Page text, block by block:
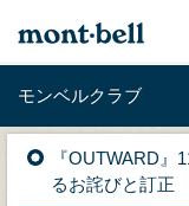
モンベルクラブ
『OUTWARD
るお詫びと訂正